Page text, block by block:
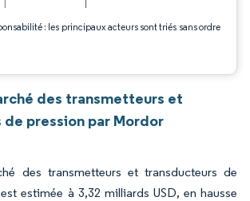
: les principaux acteurs sont triés sans ordre
des transmetteurs et
pression par Mordor
des transmetteurs et transducteurs de
estimée à 3,32 milliards USD, en hausse